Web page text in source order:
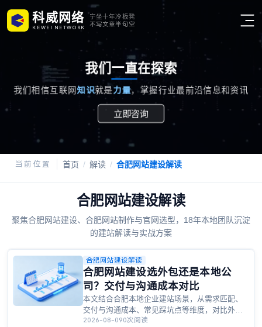
科威网络
K E W E I N E TW O R K
宁坐十年冷板凳
不写文章半句空
我们一直在探索
我们相信互联网 知识就是力量，掌握行业最前沿信息和资讯
立即咨询
首页 解读 合肥网站建设解读
合肥网站建设解读合肥网站建设解读
聚焦合肥网站建设、合肥网站制作与官网选型，18年本地团队沉淀
的建站解读与实战方案
合肥网站建设解读
合肥网站建设选外包还是本地公
司？交付与沟通成本对比
本文结合合肥本地企业建站场景，从需求匹配、
交付与沟通成本、常见踩坑点等维度，对比外包
与本地建站公司的差异，附选型自测清单与场景
2026-08-090次阅读